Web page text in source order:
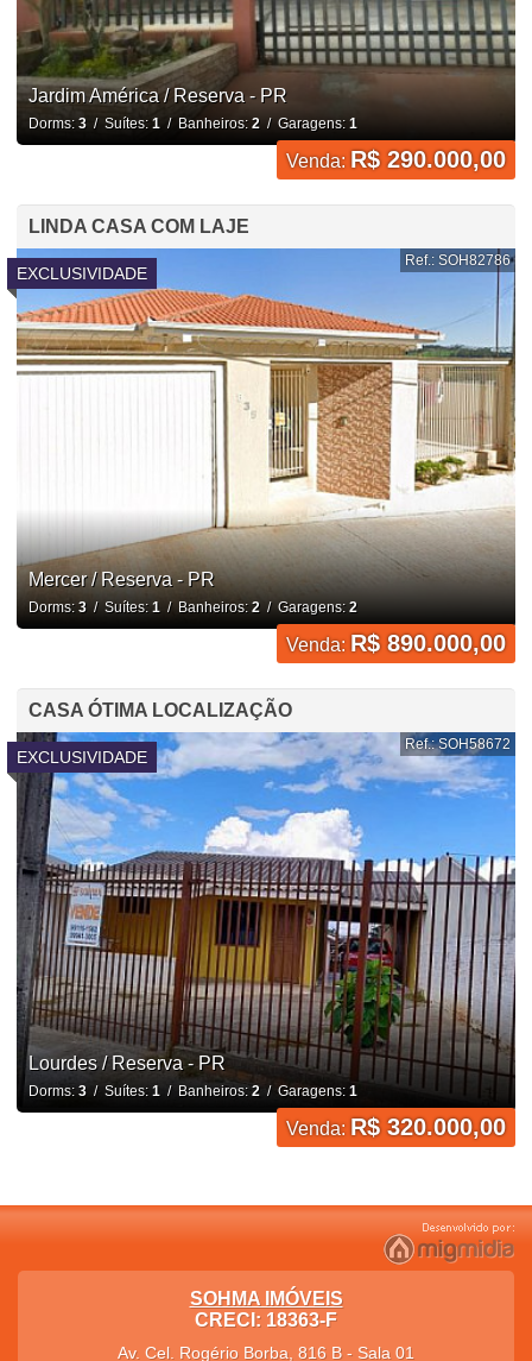
Jardim América / Reserva - PR
Dorms: 3/ Suítes: 1/ Banheiros: 2/ Garagens: 1
Venda: R$ 290.000,00
LINDA CASA COM LAJE
EXCLUSIVIDADE
Ref.: SOH82786
Mercer / Reserva - PR
Dorms: 3/ Suítes: 1/ Banheiros: 2/ Garagens: 2
Venda: R$ 890.000,00
CASA ÓTIMA LOCALIZAÇÃO
EXCLUSIVIDADE
Ref.: SOH58672
Lourdes / Reserva - PR
Dorms: 3/ Suítes: 1 / Banheiros: 2/ Garagens: 1
Venda: R$ 320.000,00
SOHMA IMÓVEIS
CRECI: 18363-F
Av. Cel. Rogério Borba, 816 B - Sala 01